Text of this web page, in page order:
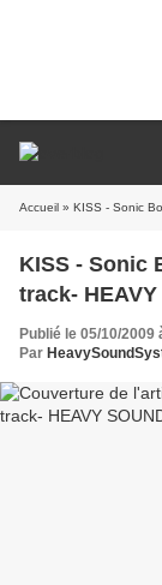
Accueil » KISS - Sonic
KISS - Sonic
track- HEAVY
Publié le 05/10/2009
Par